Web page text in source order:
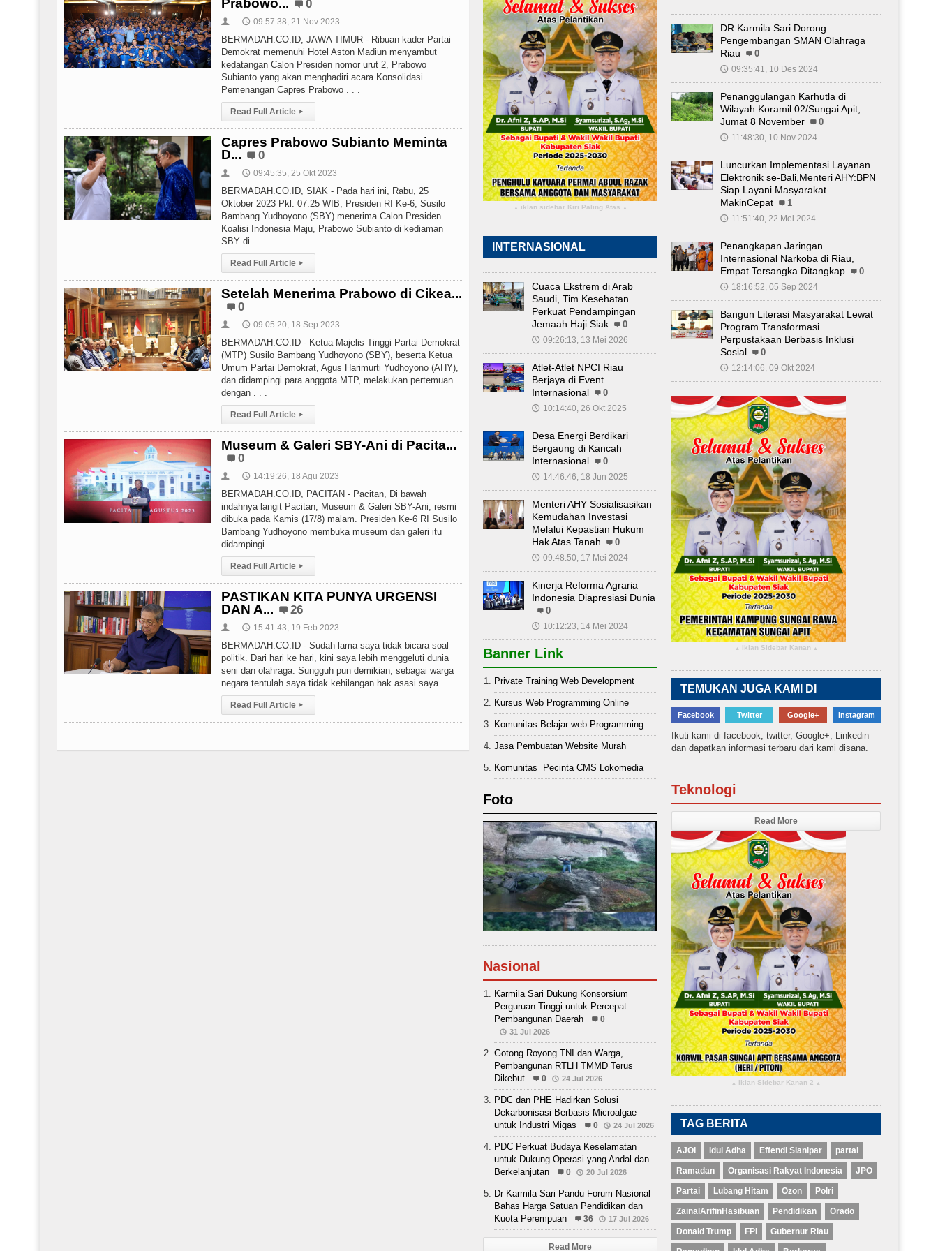
0
👤 🕔 09:57:38, 21 Nov 2023
BERMADAH.CO.ID, JAWA TIMUR - Ribuan kader Partai
Demokrat memenuhi Hotel Aston Madiun menyambut
kedatangan Calon Presiden nomor urut 2, Prabowo
Subianto yang akan menghadiri acara Konsolidasi
Pemenangan Capres Prabowo . . .
Read Full Article ▸
Capres Prabowo Subianto Meminta
D...
0
👤 🕔 09:45:35, 25 Okt 2023
BERMADAH.CO.ID, SIAK - Pada hari ini, Rabu, 25
Oktober 2023 Pkl. 07.25 WIB, Presiden RI Ke-6, Susilo
Bambang Yudhoyono (SBY) menerima Calon Presiden
Koalisi Indonesia Maju, Prabowo Subianto di kediaman
SBY di . . .
Read Full Article ▸
Setelah Menerima Prabowo di Cikea...
0
👤 🕔 09:05:20, 18 Sep 2023
BERMADAH.CO.ID - Ketua Majelis Tinggi Partai Demokrat
(MTP) Susilo Bambang Yudhoyono (SBY), beserta Ketua
Umum Partai Demokrat, Agus Harimurti Yudhoyono (AHY),
dan didampingi para anggota MTP, melakukan pertemuan
dengan . . .
Read Full Article ▸
Museum & Galeri SBY-Ani di Pacita...
0
👤 🕔 14:19:26, 18 Agu 2023
BERMADAH.CO.ID, PACITAN - Pacitan, Di bawah
indahnya langit Pacitan, Museum & Galeri SBY-Ani, resmi
dibuka pada Kamis (17/8) malam. Presiden Ke-6 RI Susilo
Bambang Yudhoyono membuka museum dan galeri itu
didampingi . . .
Read Full Article ▸
PASTIKAN KITA PUNYA URGENSI
DAN A...
26
👤 🕔 15:41:43, 19 Feb 2023
BERMADAH.CO.ID - Sudah lama saya tidak bicara soal
politik. Dari hari ke hari, kini saya lebih menggeluti dunia
seni dan olahraga. Sungguh pun demikian, sebagai warga
negara tentulah saya tidak kehilangan hak asasi saya . . .
Read Full Article ▸
▴ iklan sidebar Kiri Paling Atas ▴
INTERNASIONAL
Cuaca Ekstrem di Arab
Saudi, Tim Kesehatan
Perkuat Pendampingan
Jemaah Haji Siak
0
🕔 09:26:13, 13 Mei 2026
Atlet-Atlet NPCI Riau
Berjaya di Event
Internasional
0
🕔 10:14:40, 26 Okt 2025
Desa Energi Berdikari
Bergaung di Kancah
Internasional
0
🕔 14:46:46, 18 Jun 2025
Menteri AHY Sosialisasikan
Kemudahan Investasi
Melalui Kepastian Hukum
Hak Atas Tanah
0
🕔 09:48:50, 17 Mei 2024
Kinerja Reforma Agraria
Indonesia Diapresiasi Dunia
0
🕔 10:12:23, 14 Mei 2024
Banner Link
Private Training Web Development
Kursus Web Programming Online
Komunitas Belajar web Programming
Jasa Pembuatan Website Murah
Komunitas Pecinta CMS Lokomedia
Foto
Nasional
Karmila Sari Dukung Konsorsium
Perguruan Tinggi untuk Percepat
Pembangunan Daerah
0
31 Jul 2026
Gotong Royong TNI dan Warga,
Pembangunan RTLH TMMD Terus
Dikebut
0 24 Jul 2026
PDC dan PHE Hadirkan Solusi
Dekarbonisasi Berbasis Microalgae
untuk Industri Migas
0 24 Jul 2026
PDC Perkuat Budaya Keselamatan
untuk Dukung Operasi yang Andal dan
Berkelanjutan
0 20 Jul 2026
Dr Karmila Sari Pandu Forum Nasional
Bahas Harga Satuan Pendidikan dan
Kuota Perempuan
36 17 Jul 2026
Read More
DR Karmila Sari Dorong
Pengembangan SMAN Olahraga
Riau
0
🕔 09:35:41, 10 Des 2024
Penanggulangan Karhutla di
Wilayah Koramil 02/Sungai Apit,
Jumat 8 November
0
🕔 11:48:30, 10 Nov 2024
Luncurkan Implementasi Layanan
Elektronik se-Bali,Menteri AHY:BPN
Siap Layani Masyarakat
MakinCepat
1
🕔 11:51:40, 22 Mei 2024
Penangkapan Jaringan
Internasional Narkoba di Riau,
Empat Tersangka Ditangkap
0
🕔 18:16:52, 05 Sep 2024
Bangun Literasi Masyarakat Lewat
Program Transformasi
Perpustakaan Berbasis Inklusi
Sosial
0
🕔 12:14:06, 09 Okt 2024
▴ Iklan Sidebar Kanan ▴
TEMUKAN JUGA KAMI DI
Facebook Twitter Google+ Instagram
Ikuti kami di facebook, twitter, Google+, Linkedin
dan dapatkan informasi terbaru dari kami disana.
Teknologi
Read More
▴ Iklan Sidebar Kanan 2 ▴
TAG BERITA
AJOI Idul Adha Effendi Sianipar partai
Ramadan Organisasi Rakyat Indonesia JPO
Partai Lubang Hitam Ozon Polri
ZainalArifinHasibuan Pendidikan Orado
Donald Trump FPI Gubernur Riau